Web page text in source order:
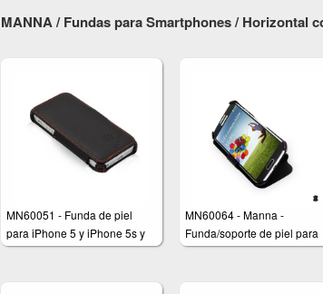
MANNA / Fundas para Smartphones / Horizontal
MN60051 - Funda de piel
para iPhone 5 y iPhone 5s y
iPhone SE
MN60064 - Manna -
Funda/soporte de piel para
Samsung Galaxy S4 - Color